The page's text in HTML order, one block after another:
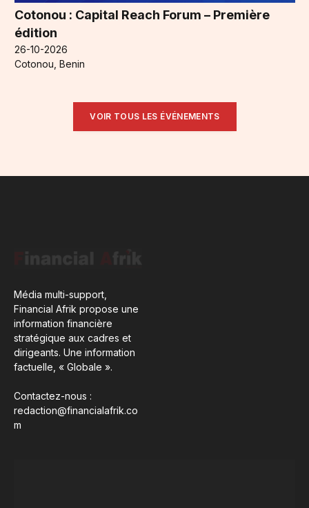
Cotonou : Capital Reach Forum – Première
édition
26-10-2026
Cotonou, Benin
VOIR TOUS LES ÉVÉNEMENTS
Média multi-support,
Financial Afrik propose une
information financière
stratégique aux cadres et
dirigeants. Une information
factuelle, « Globale ».
Contactez-nous :
redaction@financialafrik.co
m